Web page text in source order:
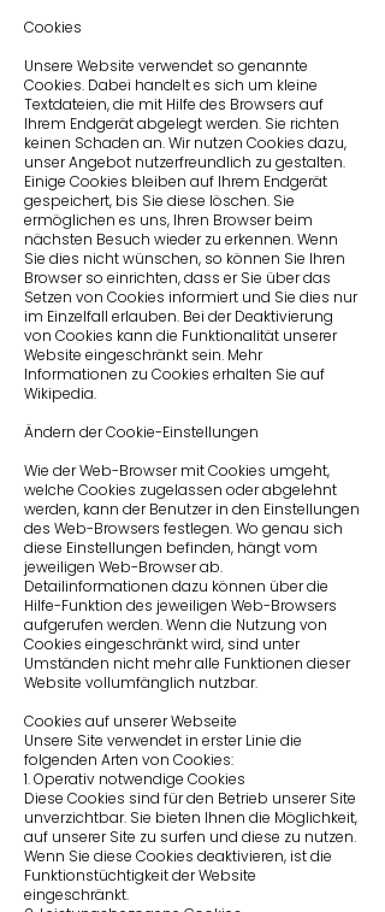
Cookies
Unsere Website verwendet so genannte
Cookies. Dabei handelt es sich um kleine
Textdateien, die mit Hilfe des Browsers auf
Ihrem Endgerät abgelegt werden. Sie richten
keinen Schaden an. Wir nutzen Cookies dazu,
unser Angebot nutzerfreundlich zu gestalten.
Einige Cookies bleiben auf Ihrem Endgerät
gespeichert, bis Sie diese löschen. Sie
ermöglichen es uns, Ihren Browser beim
nächsten Besuch wieder zu erkennen. Wenn
Sie dies nicht wünschen, so können Sie Ihren
Browser so einrichten, dass er Sie über das
Setzen von Cookies informiert und Sie dies nur
im Einzelfall erlauben. Bei der Deaktivierung
von Cookies kann die Funktionalität unserer
Website eingeschränkt sein. Mehr
Informationen zu Cookies erhalten Sie auf
Wikipedia.
Ändern der Cookie-Einstellungen
Wie der Web-Browser mit Cookies umgeht,
welche Cookies zugelassen oder abgelehnt
werden, kann der Benutzer in den Einstellungen
des Web-Browsers festlegen. Wo genau sich
diese Einstellungen befinden, hängt vom
jeweiligen Web-Browser ab.
Detailinformationen dazu können über die
Hilfe-Funktion des jeweiligen Web-Browsers
aufgerufen werden. Wenn die Nutzung von
Cookies eingeschränkt wird, sind unter
Umständen nicht mehr alle Funktionen dieser
Website vollumfänglich nutzbar.
Cookies auf unserer Webseite
Unsere Site verwendet in erster Linie die
folgenden Arten von Cookies:
1. Operativ notwendige Cookies
Diese Cookies sind für den Betrieb unserer Site
unverzichtbar. Sie bieten Ihnen die Möglichkeit,
auf unserer Site zu surfen und diese zu nutzen.
Wenn Sie diese Cookies deaktivieren, ist die
Funktionstüchtigkeit der Website
eingeschränkt.